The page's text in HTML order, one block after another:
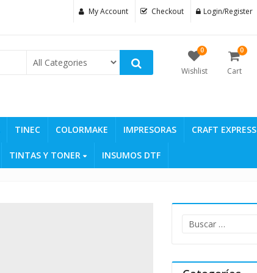
My Account Checkout Login/Register
0
Wishlist
0
Cart
TINEC COLORMAKE IMPRESORAS CRAFT EXPRESS
TINTAS Y TONER INSUMOS DTF
Buscar: